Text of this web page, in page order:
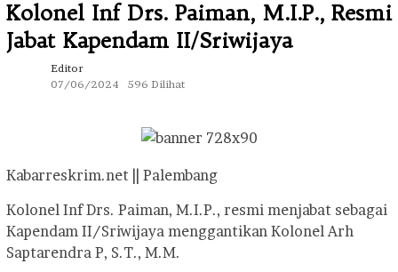
Kolonel Inf Drs. Paiman, M.I.P., Resmi
Jabat Kapendam II/Sriwijaya
Editor
07/06/2024
596 Dilihat
Kabarreskrim.net || Palembang
Kolonel Inf Drs. Paiman, M.I.P., resmi menjabat sebagai
Kapendam II/Sriwijaya menggantikan Kolonel Arh
Saptarendra P, S.T., M.M.